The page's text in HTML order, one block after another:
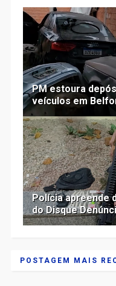
PM estoura
veículos em
Polícia apreende
do Disque
POSTAGEM MAIS